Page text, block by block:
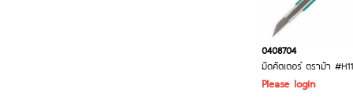
0408704
มีดคัตเตอร์ ตราม้า
Please login